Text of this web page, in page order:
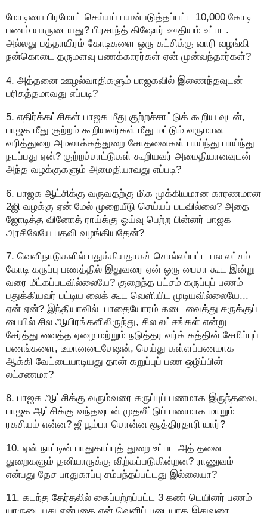
மோடியை பிரமோட் செய்யப் பயன்படுத்தப்பட்ட 10,000 கோடி
பணம் யாருடையது? பிரசாந்த் கிஷோர் ஊதியம் உட்பட.
அல்லது பத்தாயிரம் கோடிகளை ஒரு கட்சிக்கு வாரி வழங்கி
நன்கொடை தருமளவு பணக்காரர்கள் ஏன் முன்வந்தார்கள்?
4. அத்தனை ஊழல்வாதிகளும் பாஜகவில் இணைந்தவுடன்
பரிசுத்தமாவது எப்படி?
5. எதிர்க்கட்சிகள் பாஜக மீது குற்றச்சாட்டுக் கூறிய வுடன்,
பாஜக மீது குற்றம் கூறியவர்கள் மீது மட்டும் வருமான
வரித்துறை அமலாக்கத்துறை சோதனைகள் பாய்ந்து பாய்ந்து
நடப்பது ஏன்? குற்றச்சாட்டுகள் கூறியவர் அமைதியானவுடன்
அந்த வழக்குகளும் அமைதியாவது எப்படி?
6. பாஜக ஆட்சிக்கு வருவதற்கு மிக முக்கியமான காரணமான
2ஜி வழக்கு ஏன் மேல் முறையீடு செய்யப் படவில்லை? அதை
ஜோடித்த வினோத் ராய்க்கு ஓய்வு பெற்ற பின்னர் பாஜக
அரசிலேயே பதவி வழங்கியதேன்?
7. வெளிநாடுகளில் பதுக்கியதாகச் சொல்லப்பட்ட பல லட்சம்
கோடி கருப்பு பணத்தில் இதுவரை ஏன் ஒரு பைசா கூட இன்று
வரை மீட்கப்படவில்லையே? குறைந்த பட்சம் கருப்புப் பணம்
பதுக்கியவர் பட்டிய லைக் கூட வெளியிட முடியவில்லையே...
ஏன் ஏன்? இந்தியாவில் பாதையோரம் கடை வைத்து சுருக்குப்
பையில் சில ஆயிரங்களிலிருந்து, சில லட்சங்கள் என்று
சேர்த்து வைத்த ஏழை மற்றும் நடுத்தர வர்க் கத்தின் சேமிப்புப்
பணங்களை, டீமானடைசேஷன், செய்து கள்ளப்பணமாக
ஆக்கி வேட்டையாடியது தான் கறுப்புப் பண ஒழிப்பின்
லட்சணமா?
8. பாஜக ஆட்சிக்கு வரும்வரை கருப்புப் பணமாக இருந்தவை,
பாஜக ஆட்சிக்கு வந்தவுடன் முதலீட்டுப் பணமாக மாறும்
ரகசியம் என்ன? ஜீ பூம்பா சொன்ன சூத்திரதாரி யார்?
10. ஏன் நாட்டின் பாதுகாப்புத் துறை உட்பட அத் தனை
துறைகளும் தனியாருக்கு விற்கப்படுகின்றன? ராணுவம்
என்பது தேச பாதுகாப்பு சம்பந்தப்பட்டது இல்லையா?
11. கடந்த தேர்தலில் கைப்பற்றப்பட்ட 3 கண் டெயினர் பணம்